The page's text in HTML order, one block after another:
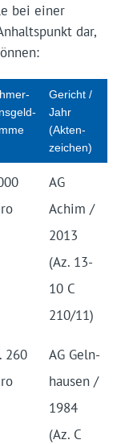
bei einer
dar,
Gericht /
Jahr
(Akten­
zeichen)
AG
Achim /
2013
(Az. 13-
10 C
210/11)
260
AG Geln­
hausen /
1984
(Az. C